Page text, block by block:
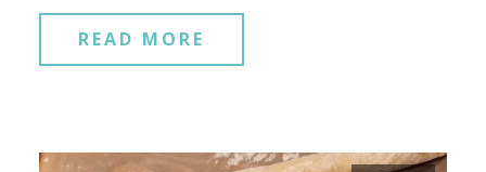
READ MORE